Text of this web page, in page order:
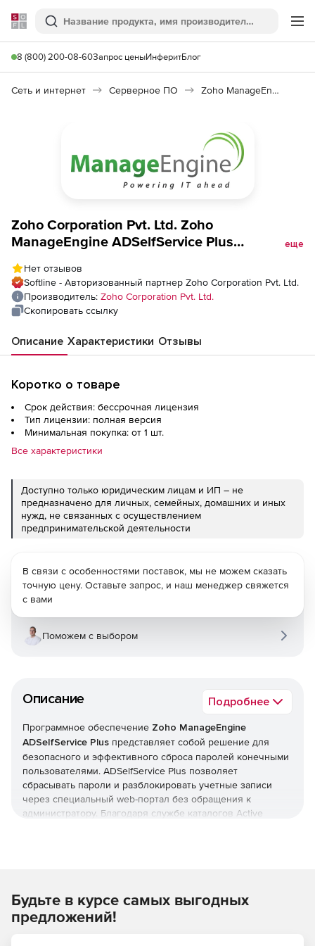
Softline
Поиск
8 (800) 200-08-60Запрос ценыИнферитБлог
Сеть и интернет Серверное ПО Zoho ManageEngine ADSelfService Plus
Zoho Corporation Pvt. Ltd. Zoho
ManageEngine ADSelfService Plus
7500 Domain Users
еще
Нет отзывов
Softline - Авторизованный партнер Zoho Corporation Pvt. Ltd.
Производитель: Zoho Corporation Pvt. Ltd.
Скопировать ссылку
Описание Характеристики Отзывы
Коротко о товаре
Срок действия: бессрочная лицензия
Тип лицензии: полная версия
Минимальная покупка: от 1 шт.
Все характеристики
Доступно только юридическим лицам и ИП – не
предназначено для личных, семейных, домашних и иных
нужд, не связанных с осуществлением
предпринимательской деятельности
Описание Подробнее
Программное обеспечение Zoho ManageEngine
ADSelfService Plus представляет собой решение для
безопасного и эффективного сброса паролей конечными
пользователями. ADSelfService Plus позволяет
сбрасывать пароли и разблокировать учетные записи
через специальный web-портал без обращения к
администратору. Благодаря службе каталогов Active
Plus позволяет отслеживать время действия паролей и
отправлять пользователям по электронной почте
уведомления о дате обязательной смены пароля.
В связи с особенностями поставок, мы не можем сказать
точную цену. Оставьте запрос, и наш менеджер свяжется
с вами
Поможем с выбором
Будьте в курсе самых выгодных
предложений!